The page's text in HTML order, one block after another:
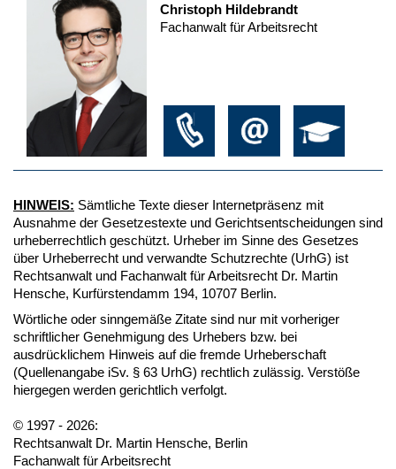
Christoph Hildebrandt
Fachanwalt für Arbeitsrecht
HINWEIS: Sämtliche Texte dieser Internetpräsenz mit
Ausnahme der Gesetzestexte und Gerichtsentscheidungen sind
urheberrechtlich geschützt. Urheber im Sinne des Gesetzes
über Urheberrecht und verwandte Schutzrechte (UrhG) ist
Rechtsanwalt und Fachanwalt für Arbeitsrecht Dr. Martin
Hensche, Kurfürstendamm 194, 10707 Berlin.
Wörtliche oder sinngemäße Zitate sind nur mit vorheriger
schriftlicher Genehmigung des Urhebers bzw. bei
ausdrücklichem Hinweis auf die fremde Urheberschaft
(Quellenangabe iSv. § 63 UrhG) rechtlich zulässig. Verstöße
hiergegen werden gerichtlich verfolgt.
© 1997 - 2026:
Rechtsanwalt Dr. Martin Hensche, Berlin
Fachanwalt für Arbeitsrecht